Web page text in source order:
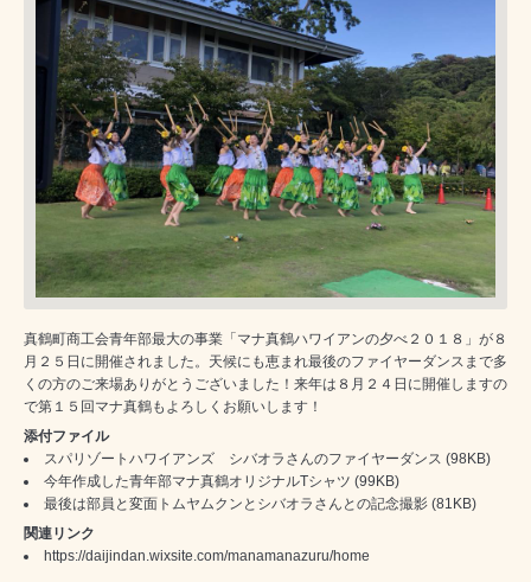
真鶴町商工会青年部最大の事業「マナ真鶴ハワイアンの夕べ２０１８」が８
月２５日に開催されました。天候にも恵まれ最後のファイヤーダンスまで多
くの方のご来場ありがとうございました！来年は８月２４日に開催しますの
で第１５回マナ真鶴もよろしくお願いします！
添付ファイル
スパリゾートハワイアンズ シバオラさんのファイヤーダンス (98KB)
今年作成した青年部マナ真鶴オリジナルTシャツ (99KB)
最後は部員と変面トムヤムクンとシバオラさんとの記念撮影 (81KB)
関連リンク
https://daijindan.wixsite.com/manamanazuru/home